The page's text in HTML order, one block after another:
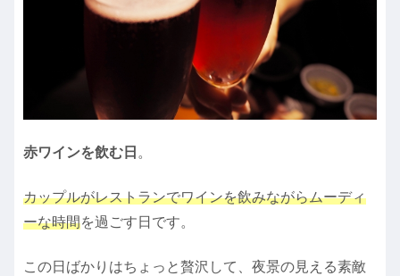
赤ワインを飲む日 。
カップルがレストランでワインを飲みながらムーディ
ーな時間を過ごす日です。
この日ばかりはちょっと贅沢して、夜景の見える素敵